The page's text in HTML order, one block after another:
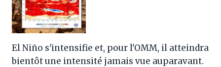
El Niño s'intensifie et, pour l'OMM, il atteindra
bientôt une intensité jamais vue auparavant.